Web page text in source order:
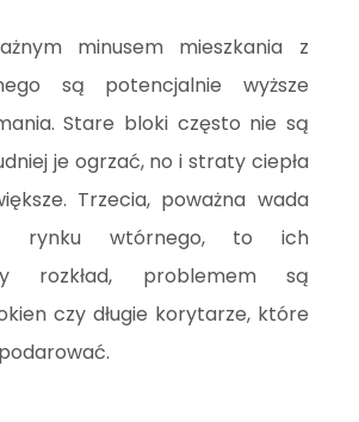
minusem mieszkania z
są potencjalnie wyższe
Stare bloki często nie są
je ogrzać, no i straty ciepła
Trzecia, poważna wada
rynku wtórnego, to ich
rozkład, problemem są
czy długie korytarze, które